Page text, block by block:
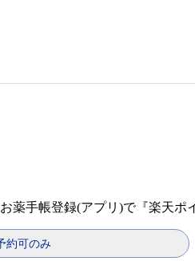
手帳登録(アプリ)で『楽天ポ
約可のみ